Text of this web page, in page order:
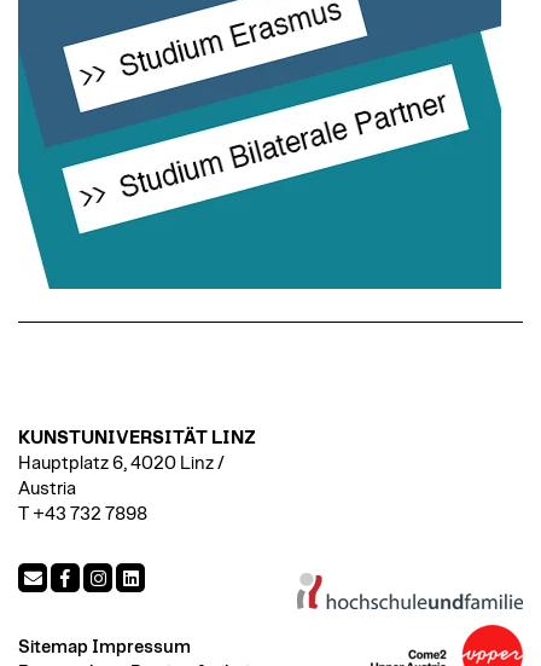
KUNSTUNIVERSITÄT LINZ
Hauptplatz 6, 4020 Linz /
Austria
T +43 732 7898
Sitemap Impressum